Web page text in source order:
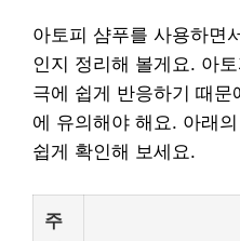
아토피 샴푸를 사용하면
인지 정리해 볼게요. 아
극에 쉽게 반응하기 때
에 유의해야 해요. 아래
쉽게 확인해 보세요.
주